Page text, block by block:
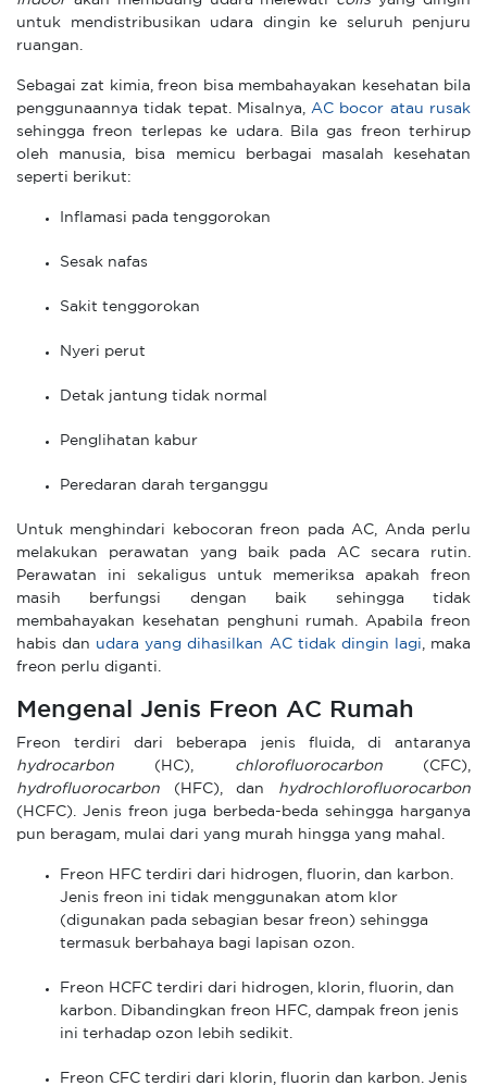
untuk mendistribusikan udara dingin ke seluruh penjuru
ruangan.
Sebagai zat kimia, freon bisa membahayakan kesehatan bila
penggunaannya tidak tepat. Misalnya, AC bocor atau rusak
sehingga freon terlepas ke udara. Bila gas freon terhirup
oleh manusia, bisa memicu berbagai masalah kesehatan
seperti berikut:
Inflamasi pada tenggorokan
Sesak nafas
Sakit tenggorokan
Nyeri perut
Detak jantung tidak normal
Penglihatan kabur
Peredaran darah terganggu
Untuk menghindari kebocoran freon pada AC, Anda perlu
melakukan perawatan yang baik pada AC secara rutin.
Perawatan ini sekaligus untuk memeriksa apakah freon
masih berfungsi dengan baik sehingga tidak
membahayakan kesehatan penghuni rumah. Apabila freon
habis dan udara yang dihasilkan AC tidak dingin lagi , maka
freon perlu diganti.
Mengenal Jenis Freon AC Rumah
Freon terdiri dari beberapa jenis fluida, di antaranya
hydrocarbon (HC), chlorofluorocarbon (CFC),
hydrofluorocarbon
(HFC), dan hydrochlorofluorocarbon
(HCFC). Jenis freon juga berbeda-beda sehingga harganya
pun beragam, mulai dari yang murah hingga yang mahal.
Freon HFC terdiri dari hidrogen, fluorin, dan karbon.
Jenis freon ini tidak menggunakan atom klor
(digunakan pada sebagian besar freon) sehingga
termasuk berbahaya bagi lapisan ozon.
Freon HCFC terdiri dari hidrogen, klorin, fluorin, dan
karbon. Dibandingkan freon HFC, dampak freon jenis
ini terhadap ozon lebih sedikit.
Freon CFC terdiri dari klorin, fluorin dan karbon. Jenis